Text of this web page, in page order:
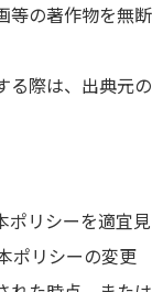
等の著作物を無断
る際は、出典元の
ポリシーを適宜見
ポリシーの変更